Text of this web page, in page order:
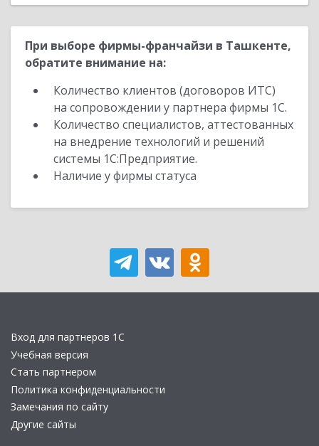
При выборе фирмы-франчайзи в Ташкенте,
обратите внимание на:
Количество клиентов (договоров ИТС)
на сопровождении у партнера фирмы 1С.
Количество специалистов, аттестованных
на внедрение технологий и решений
системы 1С:Предприятие.
Наличие у фирмы статуса
Вход для партнеров 1С
Учебная версия
Стать партнером
Политика конфиденциальности
Замечания по сайту
Другие сайты